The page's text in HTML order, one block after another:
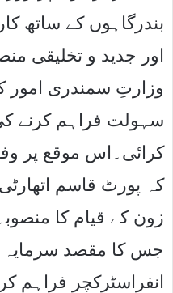
بندرگاہوں کے ساتھ
اور جدید و تخلیقی
وزارتِ سمندری
سہولت فراہم کرنے
کرائی۔اس موقع پر
کہ پورٹ قاسم
زون کے قیام کا
جس کا مقصد سرمایہ
انفراسٹرکچر فراہم